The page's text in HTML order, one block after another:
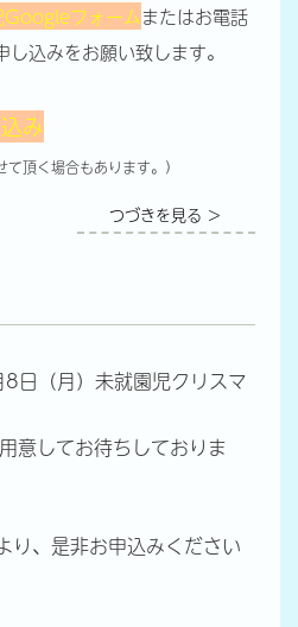
Googleフォームまたはお電話
込みをお願い致します。
み
て頂く場合もあります。）
つづきを見る ＞
日（月）未就園児クリスマ
意してお待ちしておりま
、是非お申込みください